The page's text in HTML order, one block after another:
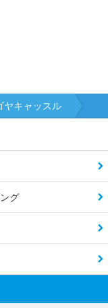
ヤキャッスル
グ